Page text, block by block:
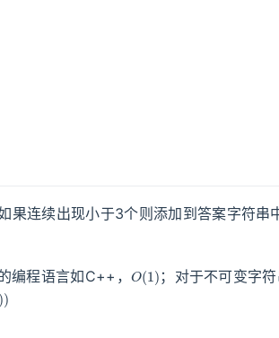
果连续出现小于3个则添加到答案字符串
编程语言如C++，
；对于不可变字
))